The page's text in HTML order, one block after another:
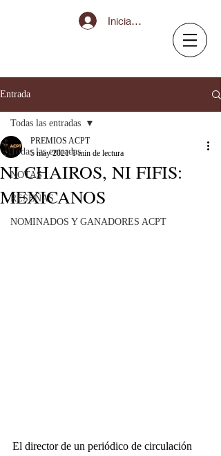
Iniciar sesión
Entrada
Todas las entradas
NOTAS
RESEÑAS
NOMINADOS Y GANADORES ACPT
Todas las entradas
NI CHAIROS, NI FIFIS:
MEXICANOS
PREMIOS ACPT
5 may 2021 1 min de lectura
El director de un periódico de circulación